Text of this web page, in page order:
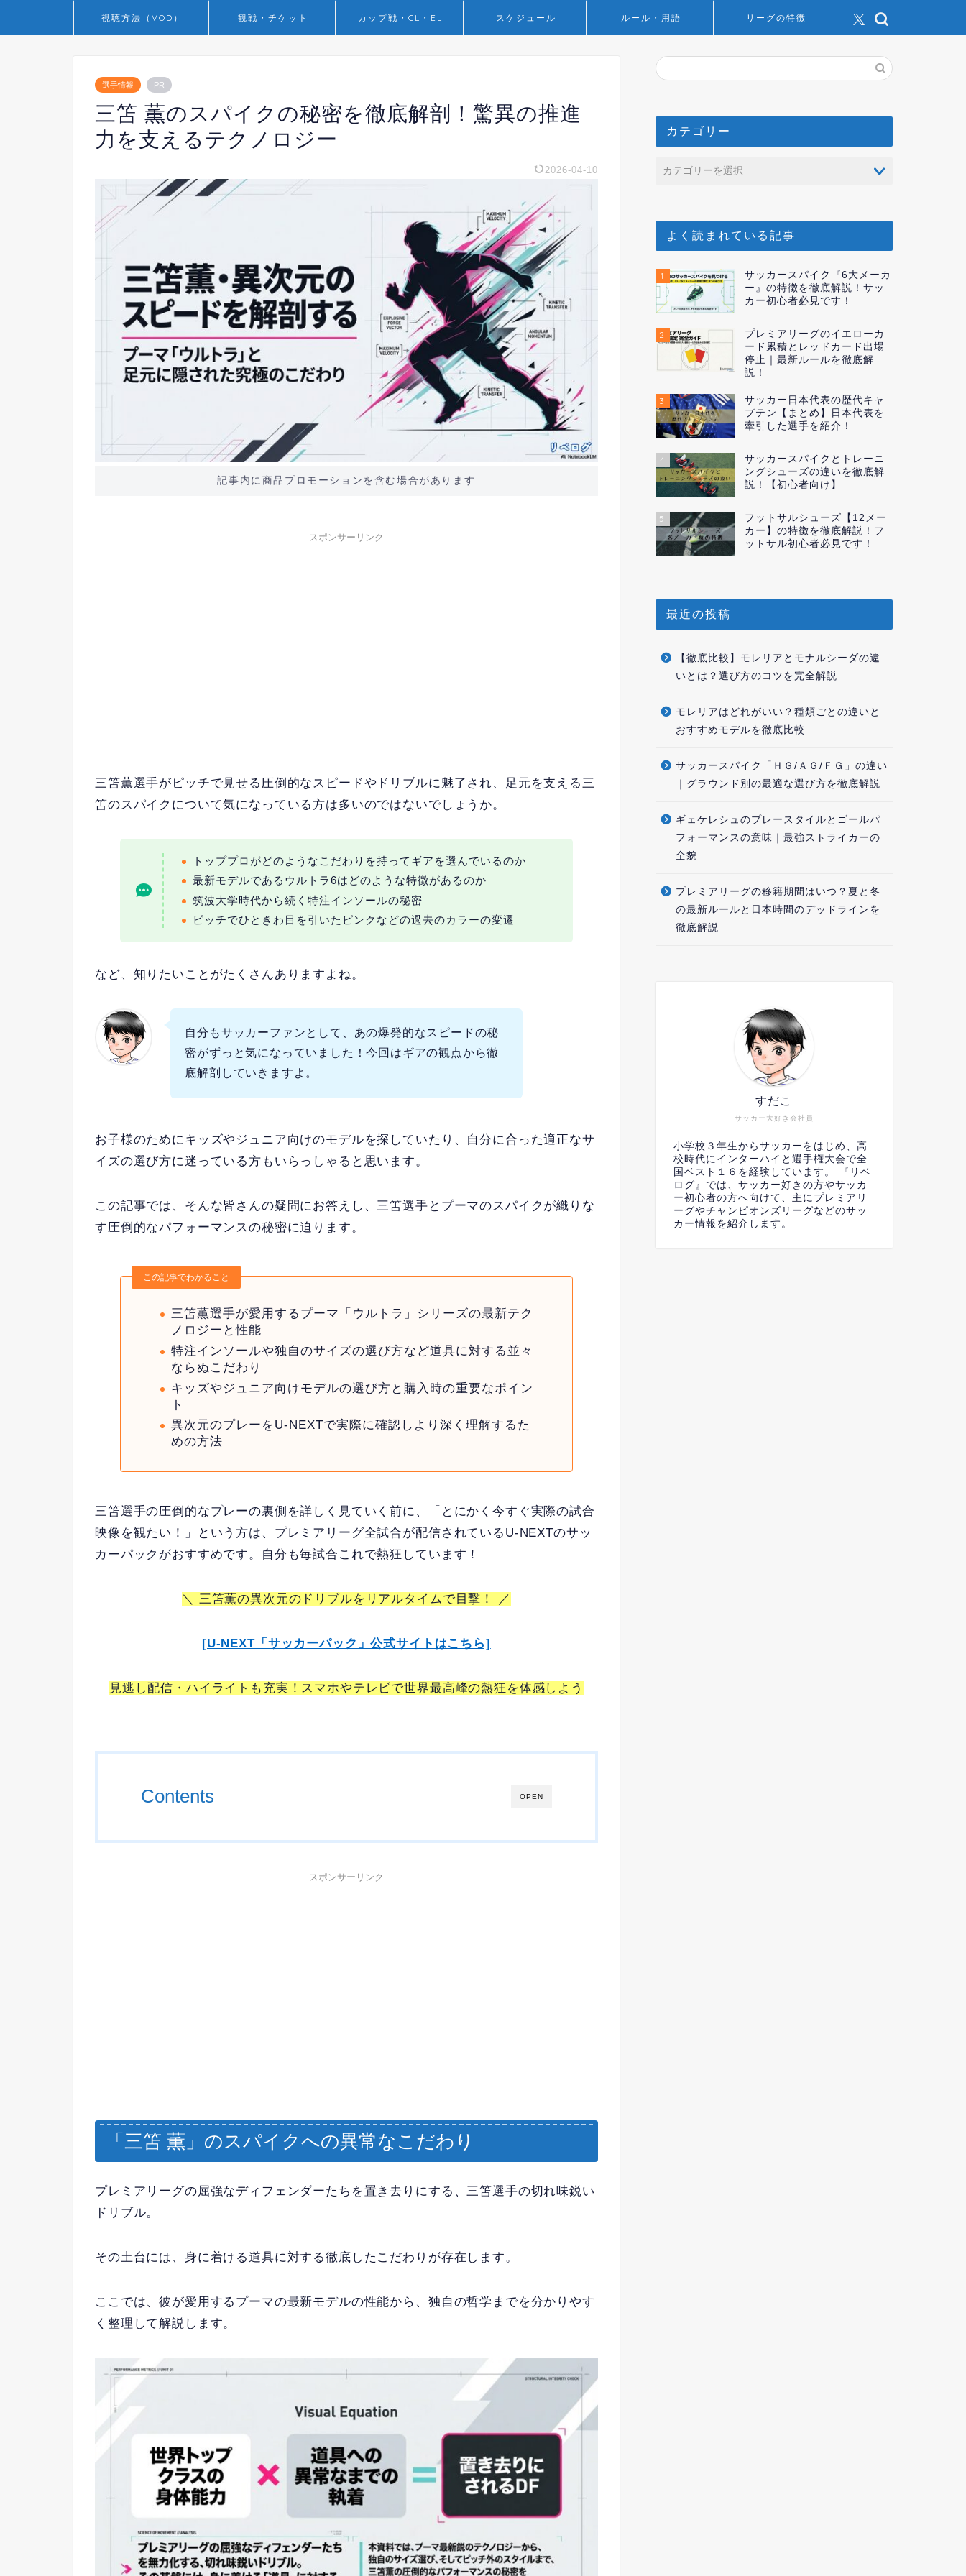
視聴方法（VOD） 観戦・チケット カップ戦・CL・EL スケジュール ルール・用語 リーグの特徴
選手情報 PR
三笘 薫のスパイクの秘密を徹底解剖！驚異の推進
力を支えるテクノロジー
2026-04-10
記事内に商品プロモーションを含む場合があります
スポンサーリンク
三笘薫選手がピッチで見せる圧倒的なスピードやドリブルに魅了され、足元を支える三
笘のスパイクについて気になっている方は多いのではないでしょうか。
トッププロがどのようなこだわりを持ってギアを選んでいるのか
最新モデルであるウルトラ6はどのような特徴があるのか
筑波大学時代から続く特注インソールの秘密
ピッチでひときわ目を引いたピンクなどの過去のカラーの変遷
など、知りたいことがたくさんありますよね。
自分もサッカーファンとして、あの爆発的なスピードの秘
密がずっと気になっていました！今回はギアの観点から徹
底解剖していきますよ。
お子様のためにキッズやジュニア向けのモデルを探していたり、自分に合った適正なサ
イズの選び方に迷っている方もいらっしゃると思います。
この記事では、そんな皆さんの疑問にお答えし、三笘選手とプーマのスパイクが織りな
す圧倒的なパフォーマンスの秘密に迫ります。
この記事でわかること
三笘薫選手が愛用するプーマ「ウルトラ」シリーズの最新テク
ノロジーと性能
特注インソールや独自のサイズの選び方など道具に対する並々
ならぬこだわり
キッズやジュニア向けモデルの選び方と購入時の重要なポイン
ト
異次元のプレーをU-NEXTで実際に確認しより深く理解するた
めの方法
三笘選手の圧倒的なプレーの裏側を詳しく見ていく前に、「とにかく今すぐ実際の試合
映像を観たい！」という方は、プレミアリーグ全試合が配信されているU-NEXTのサッ
カーパックがおすすめです。自分も毎試合これで熱狂しています！
＼ 三笘薫の異次元のドリブルをリアルタイムで目撃！ ／
[U-NEXT「サッカーパック」公式サイトはこちら]
見逃し配信・ハイライトも充実！スマホやテレビで世界最高峰の熱狂を体感しよう
OPEN
Contents
スポンサーリンク
「三笘 薫」のスパイクへの異常なこだわり
プレミアリーグの屈強なディフェンダーたちを置き去りにする、三笘選手の切れ味鋭い
ドリブル。
その土台には、身に着ける道具に対する徹底したこだわりが存在します。
ここでは、彼が愛用するプーマの最新モデルの性能から、独自の哲学までを分かりやす
く整理して解説します。
カテゴリー
よく読まれている記事
1
サッカースパイク『6大メーカ
ー』の特徴を徹底解説！サッ
カー初心者必見です！
2
プレミアリーグのイエローカ
ード累積とレッドカード出場
停止｜最新ルールを徹底解
説！
3
サッカー日本代表の歴代キャ
プテン【まとめ】日本代表を
牽引した選手を紹介！
4
サッカースパイクとトレーニ
ングシューズの違いを徹底解
説！【初心者向け】
5
フットサルシューズ【12メー
カー】の特徴を徹底解説！フ
ットサル初心者必見です！
最近の投稿
【徹底比較】モレリアとモナルシーダの違
いとは？選び方のコツを完全解説
モレリアはどれがいい？種類ごとの違いと
おすすめモデルを徹底比較
サッカースパイク「ＨＧ/ＡＧ/ＦＧ」の違い
｜グラウンド別の最適な選び方を徹底解説
ギェケレシュのプレースタイルとゴールパ
フォーマンスの意味｜最強ストライカーの
全貌
プレミアリーグの移籍期間はいつ？夏と冬
の最新ルールと日本時間のデッドラインを
徹底解説
サッカー大好き会社員
すだこ
小学校３年生からサッカーをはじめ、高
校時代にインターハイと選手権大会で全
国ベスト１６を経験しています。 『リベ
ログ』では、サッカー好きの方やサッカ
ー初心者の方へ向けて、主にプレミアリ
ーグやチャンピオンズリーグなどのサッ
カー情報を紹介します。